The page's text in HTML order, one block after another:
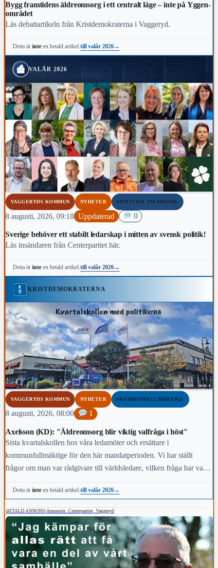
Bygg framtidens äldreomsorg i ett centralt läge – inte på Yggen-
området
Läs debattartikeln från Kristdemokraterna i Vaggeryd.
Detta ärinte en betald artikel.till valår 2026→
VALÅR 2026
VAGGERYDS KOMMUN NYHETER #POLITISK INSÄNDARE
8 augusti, 2026, 09:18 Uppdaterad 0
Sverige behöver ett stabilt ledarskap i mitten av svensk politik!
Läs insändaren från Centerpartiet här.
Detta ärinte en betald artikel.till valår 2026→
KRISTDEMOKRATERNA
VAGGERYDS KOMMUN NYHETER #KOMMUNFULLMÄKTIGE
8 augusti, 2026, 08:00 1
Axelsson (KD): "Äldreomsorg blir viktig valfråga i höst"
Sista kvartalskollen hos våra ledamöter och ersättare i
kommunfullmäktige för den här mandatperioden. Vi har ställt
frågor om man var rådgivare till världsledare, vilken fråga har varit
viktigast för kommunens invånare i höst och vem anses vara den
mest kända personen i kommunen.
Detta ärinte en betald artikel.till valår 2026→
BETALD ANNONS|Annonsör: Centerpartiet, Vaggeryd